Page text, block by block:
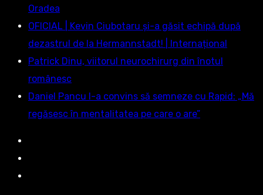
Oradea
OFICIAL | Kevin Ciubotaru și-a găsit echipă după
dezastrul de la Hermannstadt! | Internațional
Patrick Dinu, viitorul neurochirurg din înotul
românesc
Daniel Pancu l-a convins să semneze cu Rapid: „Mă
regăsesc în mentalitatea pe care o are”